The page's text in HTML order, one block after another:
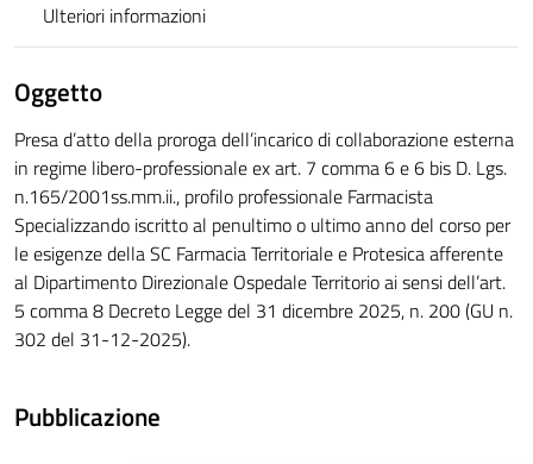
Ulteriori informazioni
Oggetto
Presa d’atto della proroga dell’incarico di collaborazione esterna
in regime libero-professionale ex art. 7 comma 6 e 6 bis D. Lgs.
n.165/2001ss.mm.ii., profilo professionale Farmacista
Specializzando iscritto al penultimo o ultimo anno del corso per
le esigenze della SC Farmacia Territoriale e Protesica afferente
al Dipartimento Direzionale Ospedale Territorio ai sensi dell’art.
5 comma 8 Decreto Legge del 31 dicembre 2025, n. 200 (GU n.
302 del 31-12-2025).
Pubblicazione